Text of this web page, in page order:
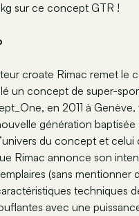
sur ce concept GTR !
croate Rimac remet le
un concept de super-
en 2011 à Genève,
génération baptisée
du concept et celui
Rimac annonce son
(sans mentionner
techniques
avec une